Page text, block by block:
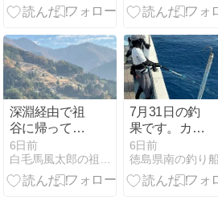
ゼロに！
ハダマグロ飲
って来まし
た。
深淵経由で祖
谷に帰ってみ
ました
6日前
7月31日の釣
果です。カツ
オ、マグロ沖
合遠征に行っ
て来ました。
6日前